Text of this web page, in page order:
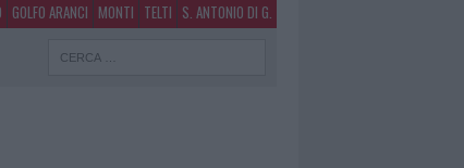
GOLFO ARANCI MONTI TELTI S. ANTONIO DI G.